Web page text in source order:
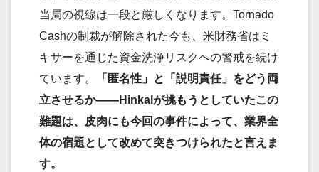
当局の視線は一段と厳しくなります。Tornado
Cashの制裁が解除された今も、米財務省はミ
キサーを通じた資金洗浄リスクへの警戒を続け
ています。
「匿名性」と「説明責任」をどう両
立させるか——Hinkalが挑もうとしていたこの
難題は、皮肉にも今回の事件によって、業界全
体の宿題として改めて突きつけられたと言えま
す。